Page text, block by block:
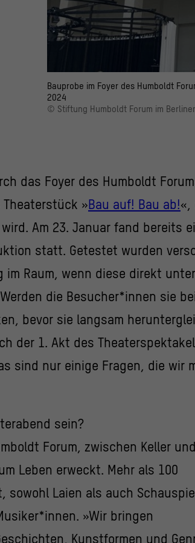
Bauprobe im Foyer des Humboldt
2024
© Stiftung Humboldt Forum im
das Foyer des Humboldt
»Bau auf! Bau ab!«,
Am 23. Januar fand bereits
statt. Getestet wurden
Raum, wenn diese direkt
die Besucher*innen sie
bevor sie langsam
der 1. Akt des
sind nur einige Fragen, die wir
sein?
Forum, zwischen Keller
Leben erweckt. Mehr als 100
sowohl Laien als auch
»Wir bringen
Kunstformen und